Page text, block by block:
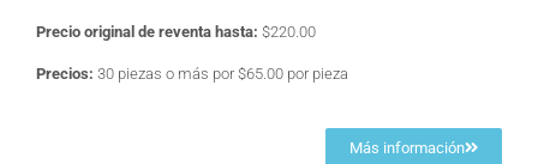
Precio original de reventa hasta: $220.00
Precios: 30 piezas o más por $65.00 por pieza
Más información